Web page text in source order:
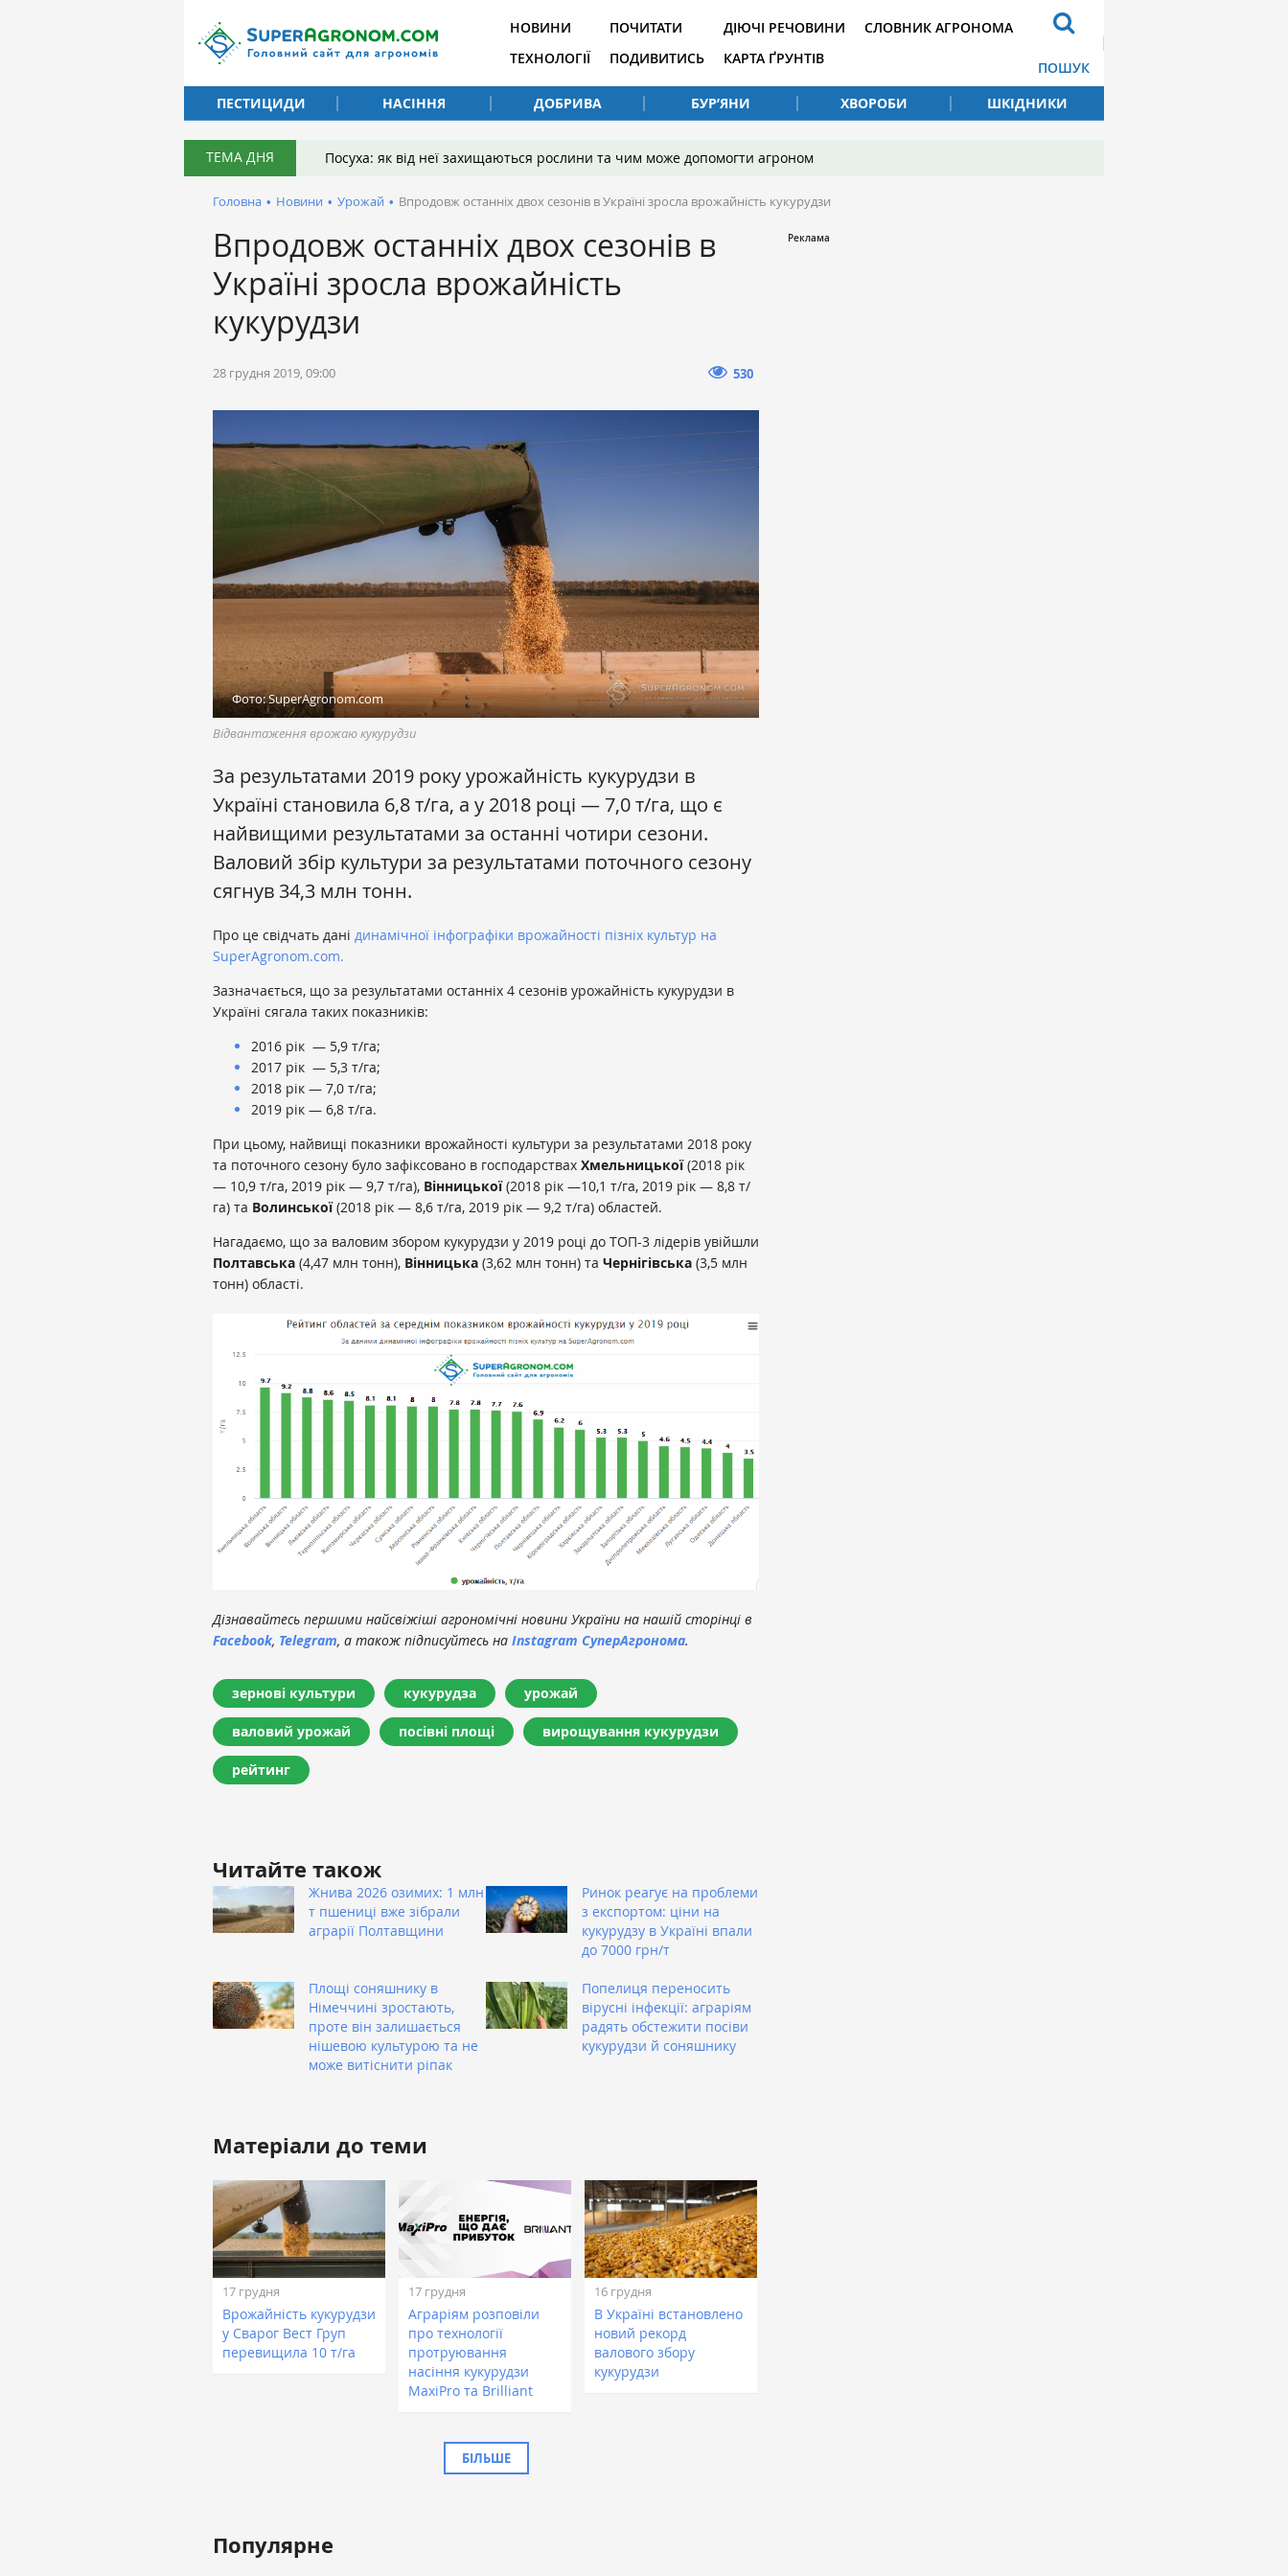
НОВИНИ
ТЕХНОЛОГІЇ
ПОЧИТАТИ
ПОДИВИТИСЬ
ДІЮЧІ РЕЧОВИНИ
КАРТА ҐРУНТІВ
СЛОВНИК АГРОНОМА
ПОШУК
ПЕСТИЦИДИ
НАСІННЯ ДОБРИВА БУР’ЯНИ ХВОРОБИ ШКІДНИКИ
ТЕМА ДНЯ Посуха: як від неї захищаються рослини та чим може допомогти агроном
Головна • Новини • Урожай • Впродовж останніх двох сезонів в Україні зросла врожайність кукурудзи
Впродовж останніх двох сезонів в
Україні зросла врожайність
кукурудзи
28 грудня 2019, 09:00 530
Фото: SuperAgronom.com
Відвантаження врожаю кукурудзи
За результатами 2019 року урожайність кукурудзи в
Україні становила 6,8 т/га, а у 2018 році — 7,0 т/га, що є
найвищими результатами за останні чотири сезони.
Валовий збір культури за результатами поточного сезону
сягнув 34,3 млн тонн.
Про це свідчать дані динамічної інфографіки врожайності пізніх культур на
SuperAgronom.com.
Зазначається, що за результатами останніх 4 сезонів урожайність кукурудзи в
Україні сягала таких показників:
2016 рік — 5,9 т/га;
2017 рік — 5,3 т/га;
2018 рік — 7,0 т/га;
2019 рік — 6,8 т/га.
При цьому, найвищі показники врожайності культури за результатами 2018 року
та поточного сезону було зафіксовано в господарствах Хмельницької(2018 рік
— 10,9 т/га, 2019 рік — 9,7 т/га), Вінницької(2018 рік —10,1 т/га, 2019 рік — 8,8 т/
га) та Волинської(2018 рік — 8,6 т/га, 2019 рік — 9,2 т/га) областей.
Нагадаємо, що за валовим збором кукурудзи у 2019 році до ТОП-3 лідерів увійшли
Полтавська (4,47 млн тонн), Вінницька (3,62 млн тонн) та Чернігівська (3,5 млн
тонн) області.
Дізнавайтесь першими найсвіжіші агрономічні новини України на нашій сторінці в
Facebook, Telegram, а також підписуйтесь на Instagram СуперАгронома.
зернові культури кукурудза урожай
валовий урожай посівні площі вирощування кукурудзи
рейтинг
Читайте також
Жнива 2026 озимих: 1 млн
т пшениці вже зібрали
аграрії Полтавщини
Ринок реагує на проблеми
з експортом: ціни на
кукурудзу в Україні впали
до 7000 грн/т
Площі соняшнику в
Німеччині зростають,
проте він залишається
нішевою культурою та не
може витіснити ріпак
Попелиця переносить
вірусні інфекції: аграріям
радять обстежити посіви
кукурудзи й соняшнику
Матеріали до теми
17 грудня
Врожайність кукурудзи
у Сварог Вест Груп
перевищила 10 т/га
17 грудня
Аграріям розповіли
про технології
протруювання
насіння кукурудзи
MaxiPro та Brilliant
16 грудня
В Україні встановлено
новий рекорд
валового збору
кукурудзи
БІЛЬШЕ
Популярне